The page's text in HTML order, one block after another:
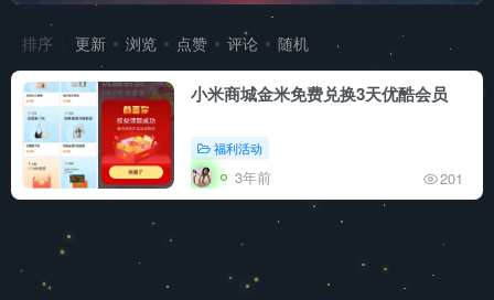
排序 更新 浏览 点赞 评论 随机
小米商城金米免费兑换3天优酷会员
福利活动
3年前 201